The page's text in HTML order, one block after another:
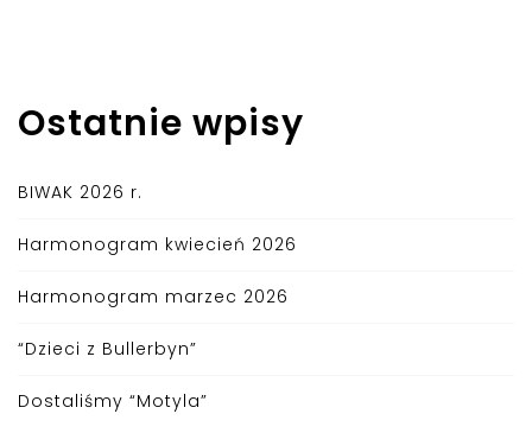
Ostatnie wpisy
BIWAK 2026 r.
Harmonogram kwiecień 2026
Harmonogram marzec 2026
“Dzieci z Bullerbyn”
Dostaliśmy “Motyla”